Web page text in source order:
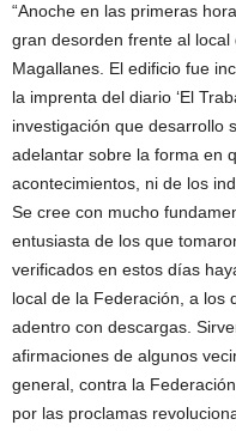
“Anoche en las primeras
gran desorden frente al
Magallanes. El edificio fue
la imprenta del diario ‘El
investigación que desarrollo
adelantar sobre la forma en
acontecimientos, ni de los
Se cree con mucho
entusiasta de los que
verificados en estos días
local de la Federación, a los
adentro con descargas.
afirmaciones de algunos
general, contra la
por las proclamas